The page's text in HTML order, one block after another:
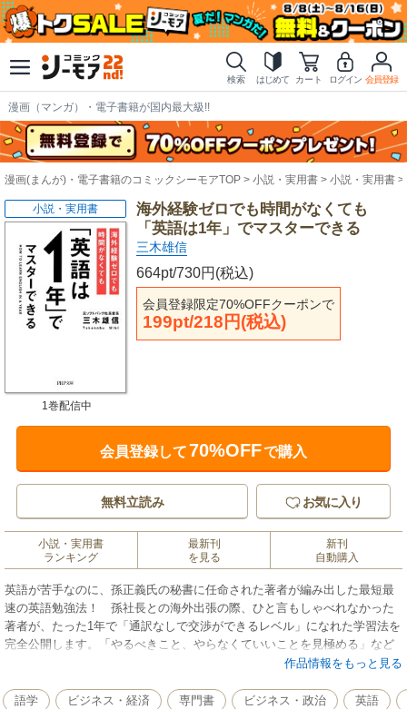
検索 はじめて カート ログイン 会員登録
漫画（マンガ）・電子書籍が国内最大級!!
漫画(まんが)・電子書籍のコミックシーモアTOP 小説・実用書 小説・実用書
海外経験ゼロでも時間がなくても
「英語は1年」でマスターできる
三木雄信
664pt/730円(税込)
会員登録限定70%OFFクーポンで
199pt/218円(税込)
小説・実用書
1巻配信中
会員登録して70%OFFで購入
無料立読み お気に入り
小説・実用書
ランキング
最新刊
を見る
新刊
自動購入
英語が苦手なのに、孫正義氏の秘書に任命された著者が編み出した最短最
速の英語勉強法！ 孫社長との海外出張の際、ひと言もしゃべれなかった
著者が、たった1年で「通訳なしで交渉ができるレベル」になれた学習法を
完全公開します。「やるべきこと、やらなくていいことを見極める」など
の学習戦略に加え、やる気維持と習慣化のコツ、教材・スクール選びのポ
戦略1 「自分に必要なのはどんな英語か」をまず明確にする ●戦略2 スピ
作品情報をもっと見る
語学 ビジネス・経済 専門書 ビジネス・政治 英語